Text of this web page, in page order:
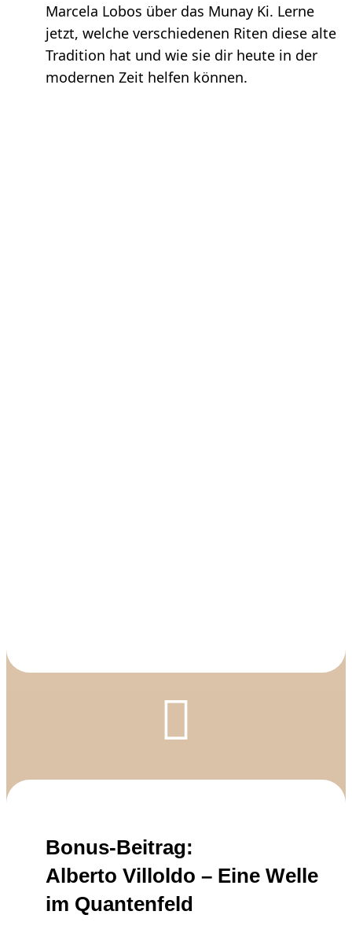
Marcela Lobos über das Munay Ki. Lerne
jetzt, welche verschiedenen Riten diese alte
Tradition hat und wie sie dir heute in der
modernen Zeit helfen können.

Bonus-Beitrag:
Alberto Villoldo – Eine Welle
im Quantenfeld